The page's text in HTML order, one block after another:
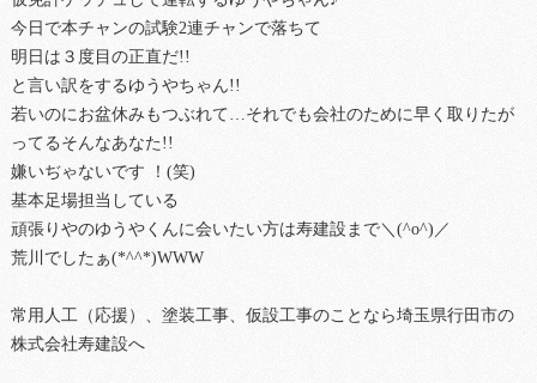
今日で本チャンの試験2連チャンで落ちて
明日は３度目の正直だ!!
と言い訳をするゆうやちゃん!!
若いのにお盆休みもつぶれて…それでも会社のために早く取りたが
ってるそんなあなた!!
嫌いぢゃないです ！(笑)
基本足場担当している
頑張りやのゆうやくんに会いたい方は寿建設まで＼(^o^)／
荒川でしたぁ(*^^*)WWW
常用人工（応援）、塗装工事、仮設工事のことなら埼玉県行田市の
株式会社寿建設へ